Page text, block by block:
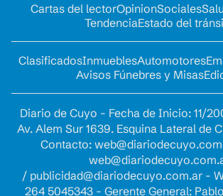
Cartas del lectorOpinionSociales
TendenciaEstado del
ClasificadosInmueblesAutomotores
Avisos Fúnebres y Misas
Diario de Cuyo - Fecha de Inicio: 11/
Av. Alem Sur 1639. Esquina Lateral de
Contacto:
/ publicidad@diariodecuyo.com.ar-
264 5045343 - Gerente General: